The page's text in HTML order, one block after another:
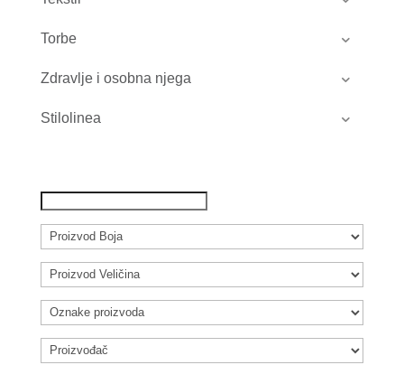
Torbe
Zdravlje i osobna njega
Stilolinea